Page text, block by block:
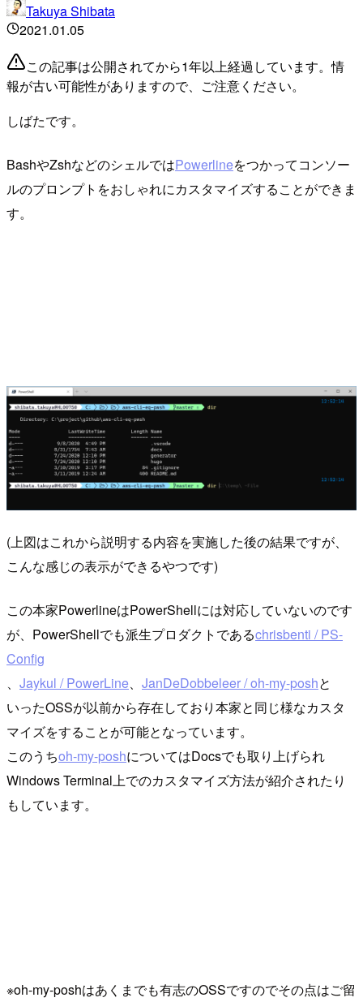
Takuya Shibata
2021.01.05
この記事は公開されてから1年以上経過しています。情
報が古い可能性がありますので、ご注意ください。
しばたです。
BashやZshなどのシェルではPowerlineをつかってコンソー
ルのプロンプトをおしゃれにカスタマイズすることができま
す。
(上図はこれから説明する内容を実施した後の結果ですが、
こんな感じの表示ができるやつです)
この本家PowerlineはPowerShellには対応していないのです
が、PowerShellでも派生プロダクトであるchrisbenti / PS-
Config
、 Jaykul / PowerLine、 JanDeDobbeleer / oh-my-poshと
いったOSSが以前から存在しており本家と同じ様なカスタ
マイズをすることが可能となっています。
このうちoh-my-poshについてはDocsでも取り上げられ
Windows Terminal上でのカスタマイズ方法が紹介されたり
もしています。
※oh-my-poshはあくまでも有志のOSSですのでその点はご留